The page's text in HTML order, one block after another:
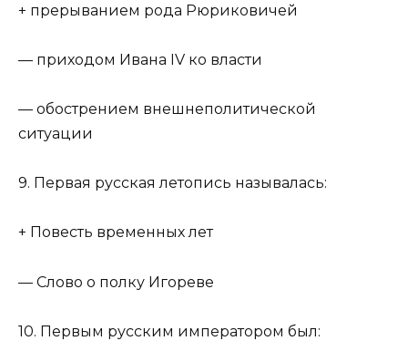
+ прерыванием рода Рюриковичей
— приходом Ивана IV ко власти
— обострением внешнеполитической
ситуации
9. Первая русская летопись называлась:
+ Повесть временных лет
— Слово о полку Игореве
10. Первым русским императором был: